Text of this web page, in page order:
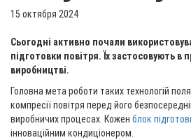
15 октября 2024
Сьогодні активно почали
підготовки повітря. Їх застосовують в
виробництві.
Головна мета роботи таких технологій
компресії повітря перед його
виробничих процесах. Кожен блок
інноваційним кондиціонером.